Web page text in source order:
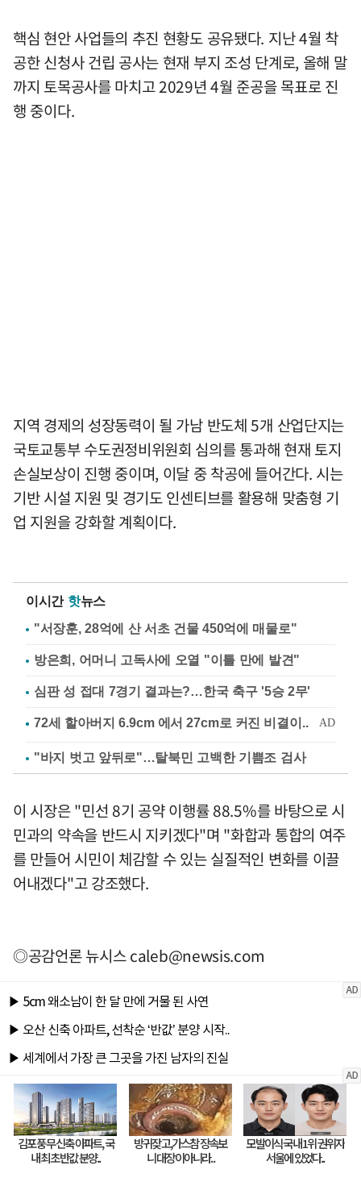
핵심 현안 사업들의 추진 현황도 공유됐다. 지난 4월 착
공한 신청사 건립 공사는 현재 부지 조성 단계로, 올해 말
까지 토목공사를 마치고 2029년 4월 준공을 목표로 진
행 중이다.
지역 경제의 성장동력이 될 가남 반도체 5개 산업단지는
국토교통부 수도권정비위원회 심의를 통과해 현재 토지
손실보상이 진행 중이며, 이달 중 착공에 들어간다. 시는
기반 시설 지원 및 경기도 인센티브를 활용해 맞춤형 기
업 지원을 강화할 계획이다.
이시간 핫뉴스
"서장훈, 28억에 산 서초 건물 450억에 매물로"
방은희, 어머니 고독사에 오열 "이틀 만에 발견"
심판 성 접대 7경기 결과는?…한국 축구 '5승 2무'
"바지 벗고 앞뒤로"…탈북민 고백한 기쁨조 검사
이 시장은 "민선 8기 공약 이행률 88.5%를 바탕으로 시
민과의 약속을 반드시 지키겠다"며 "화합과 통합의 여주
를 만들어 시민이 체감할 수 있는 실질적인 변화를 이끌
어내겠다"고 강조했다.
◎공감언론 뉴시스caleb@newsis.com